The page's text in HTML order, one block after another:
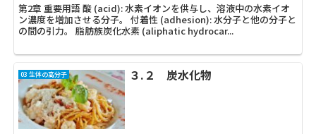
第2章 重要用語 酸 (acid): 水素イオンを供与し、溶液中の水素イオ
ン濃度を増加させる分子。 付着性 (adhesion): 水分子と他の分子と
の間の引力。 脂肪族炭化水素 (aliphatic hydrocar...
03 生体の高分子 ３.２ 炭水化物